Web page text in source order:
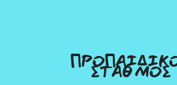
ΣΤΑΘΜΟΣ